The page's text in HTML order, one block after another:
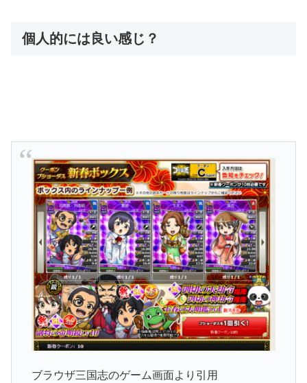
個人的には良い感じ？
ブラウザ三国志のゲーム画面より引用